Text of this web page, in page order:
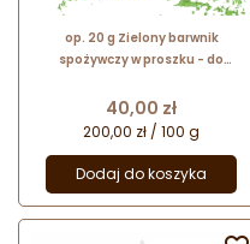
op. 20 g Zielony barwnik
spożywczy w proszku - do
tłuszczu - WS-P-225 Food
Colours
Cena
40,00 zł
200,00 zł / 100 g
Dodaj do koszyka